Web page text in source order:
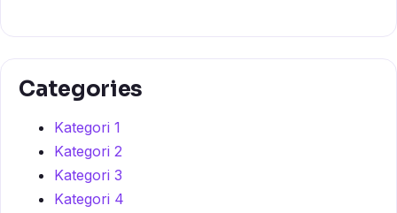
Categories
Kategori 1
Kategori 2
Kategori 3
Kategori 4